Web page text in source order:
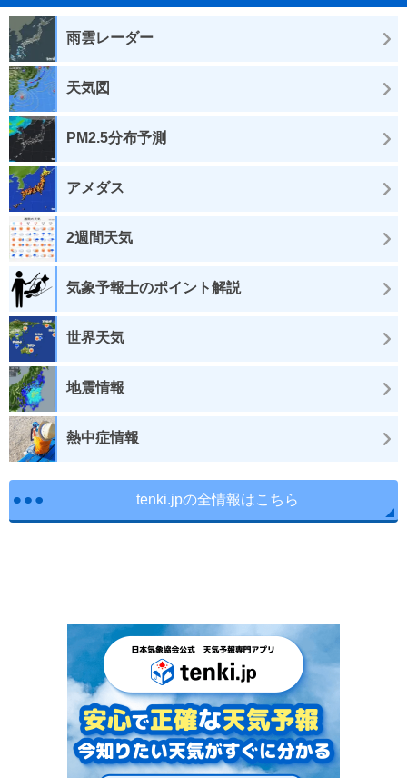
雨雲レーダー
天気図
PM2.5分布予測
アメダス
2週間天気
気象予報士のポイント解説
世界天気
地震情報
熱中症情報
tenki.jpの全情報はこちら